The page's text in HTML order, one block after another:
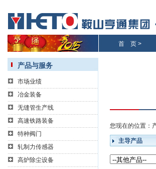
首 页 >
产品与服务
市场业绩
冶金装备
无缝管生产线
高速铁路装备
特种阀门
轧制力传感器
高炉除尘设备
您现在的位置：
主导产品